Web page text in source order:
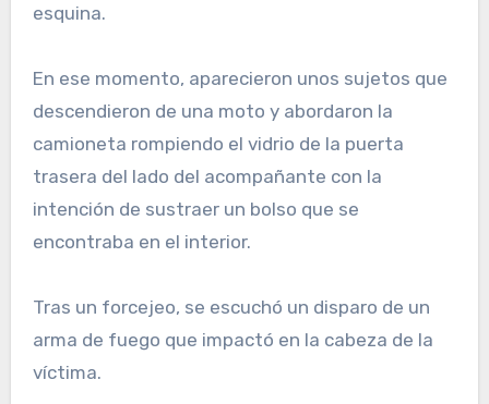
esquina.
En ese momento, aparecieron unos sujetos que
descendieron de una moto y abordaron la
camioneta rompiendo el vidrio de la puerta
trasera del lado del acompañante con la
intención de sustraer un bolso que se
encontraba en el interior.
Tras un forcejeo, se escuchó un disparo de un
arma de fuego que impactó en la cabeza de la
víctima.